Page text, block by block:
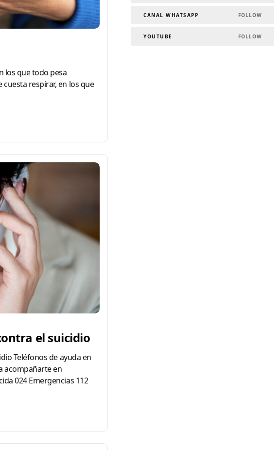
los que todo pesa
respirar, en los que
el suicidio
Teléfonos de ayuda en
acompañarte en
024 Emergencias 112
CANAL WHATSAPP FOLLOW
YOUTUBE FOLLOW